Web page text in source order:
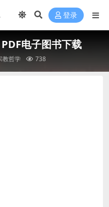
登录
电子图书下载
教哲学 738